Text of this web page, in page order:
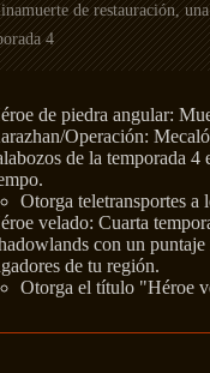
de restauración,
4
de piedra angular:
Operación:
de la temporada
Otorga teletransportes a
velado: Cuarta
con un
de tu región.
Otorga el título "Héroe